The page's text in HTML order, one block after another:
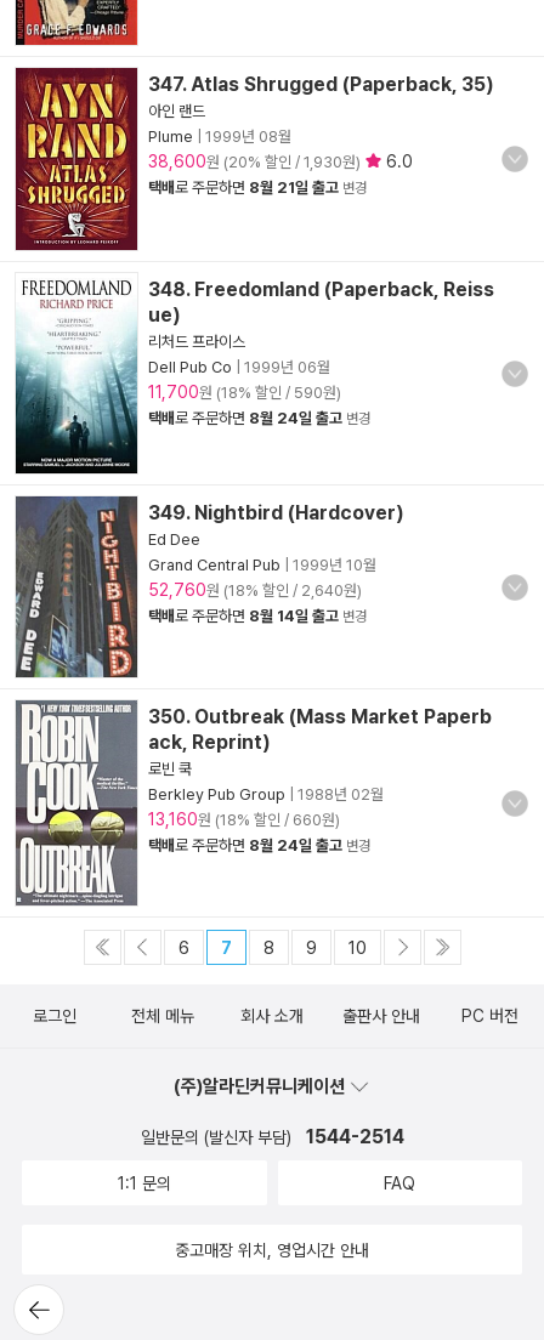
347. Atlas Shrugged (Paperback, 35)
아인 랜드
Plume
1999년 08월
38,600원 (20% 할인 / 1,930원) 6.0
택배로 주문하면 8월 21일 출고 변경
348. Freedomland (Paperback, Reiss
ue)
리처드 프라이스
Dell Pub Co
1999년 06월
11,700원 (18% 할인 / 590원)
택배로 주문하면 8월 24일 출고 변경
349. Nightbird (Hardcover)
Ed Dee
Grand Central Pub
1999년 10월
52,760원 (18% 할인 / 2,640원)
택배로 주문하면 8월 14일 출고 변경
350. Outbreak (Mass Market Paperb
ack, Reprint)
로빈 쿡
Berkley Pub Group
1988년 02월
13,160원 (18% 할인 / 660원)
택배로 주문하면 8월 24일 출고 변경
6 7 8 9 10
뒤로가
기
로그인 전체 메뉴 회사 소개 출판사 안내 PC 버전
(주)알라딘커뮤니케이션
일반문의 (발신자 부담) 1544-2514
1:1 문의 FAQ
중고매장 위치, 영업시간 안내